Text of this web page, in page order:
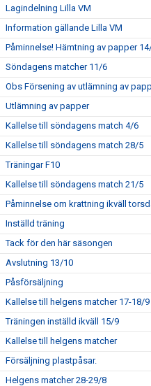
Lagindelning Lilla VM
Information gällande Lilla VM
Påminnelse! Hämtning av papper
Söndagens matcher 11/6
Obs Försening av utlämning av
Utlämning av papper
Kallelse till söndagens match 4/6
Kallelse till söndagens match 28/5
Träningar F10
Kallelse till söndagens match 21/5
Påminnelse om krattning ikväll
Inställd träning
Tack för den här säsongen
Avslutning 13/10
Påsförsäljning
Kallelse till helgens matcher 17-18/9
Träningen inställd ikväll 15/9
Kallelse till helgens matcher
Försäljning plastpåsar.
Helgens matcher 28-29/8